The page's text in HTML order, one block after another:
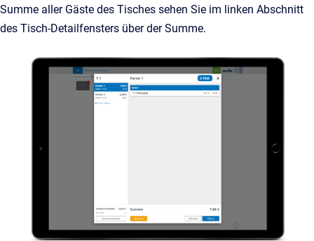
Summe aller Gäste des Tisches sehen Sie im linken Abschnitt
des Tisch-Detailfensters über der Summe.